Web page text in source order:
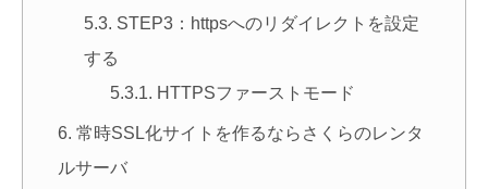
STEP3：httpsへのリダイレクトを設定
する
HTTPSファーストモード
常時SSL化サイトを作るならさくらのレンタ
ルサーバ